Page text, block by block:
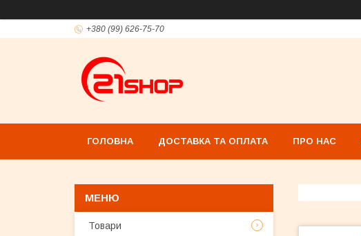
+380 (99) 626-75-70
ГОЛОВНА ДОСТАВКА ТА ОПЛАТА ПРО НАС
Товари